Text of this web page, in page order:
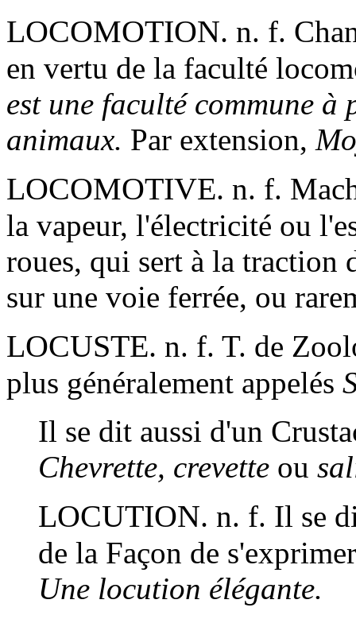
LOCOMOTION. n. f.
en vertu de la faculté
est une faculté commune à
animaux. Par extension,
LOCOMOTIVE. n. f.
la vapeur, l'électricité ou
roues, qui sert à la traction
sur une voie ferrée, ou
LOCUSTE. n. f. T. de
plus généralement appelés
Il se dit aussi d'un
Chevrette, crevette ou
LOCUTION. n. f. Il se
de la Façon de
Une locution élégante.